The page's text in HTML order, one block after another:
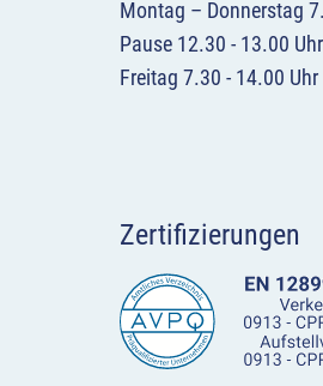
Montag – Donnerstag
Pause 12.30 - 13.00 Uhr
Freitag 7.30 - 14.00 Uhr
Zertifizierungen